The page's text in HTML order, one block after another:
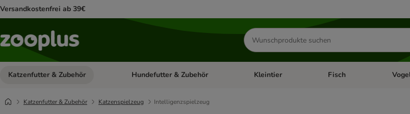
Versandkostenfrei ab 39€
Produkte
suchen
Katzenfutter & Zubehör Kategorie-Menü öffnen: Katzenfutter & Zubehör
Hundefutter & Zubehör Kategorie-Menü öffnen: Hundefutter & Zubehör
Kleintier Kategorie-Menü öffnen:
Fisch
Katzenfutter & Zubehör Katzenspielzeug Intelligenzspielzeug